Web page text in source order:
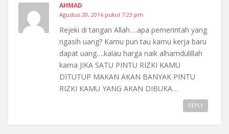
AHMAD
Agustus 20, 2016 pukul 7:23 pm
Rejeki di tangan Allah….apa pemerintah yang
ngasih uang? Kamu pun tau kamu kerja baru
dapat uang….kalau harga naik alhamdulillah
karna JIKA SATU PINTU RIZKI KAMU
DITUTUP MAKAN AKAN BANYAK PINTU
RIZKI KAMU YANG AKAN DIBUKA…
REPLY